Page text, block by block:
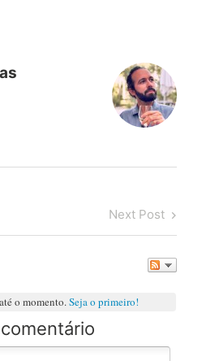
Next
Post
Next Post
o momento.Seja o primeiro!